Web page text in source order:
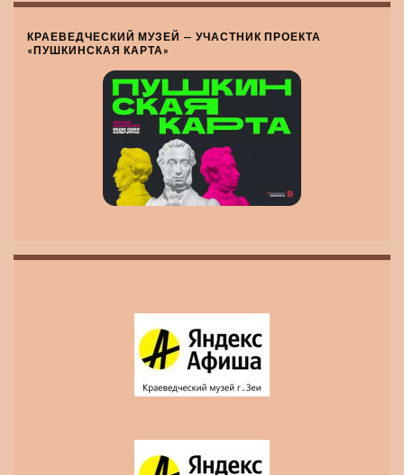
КРАЕВЕДЧЕСКИЙ МУЗЕЙ — УЧАСТНИК ПРОЕКТА
«ПУШКИНСКАЯ КАРТА»